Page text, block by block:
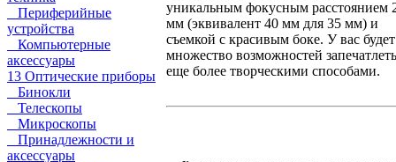
Периферийные
устройства
Компьютерные
аксессуары
13 Оптические приборы
Бинокли
Телескопы
Микроскопы
Принадлежности и
аксессуары
уникальным фокусным расстоянием
мм (эквивалент 40 мм для 35 мм) и
съемкой с красивым боке. У вас будет
множество возможностей
еще более творческими способами.